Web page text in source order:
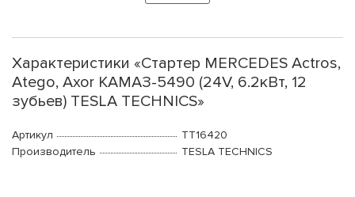
Характеристики «Стартер MERCEDES Actros,
Atego, Axor КАМАЗ-5490 (24V, 6.2кВт, 12
зубьев) TESLA TECHNICS»
Артикул
TT16420
Производитель
TESLA TECHNICS